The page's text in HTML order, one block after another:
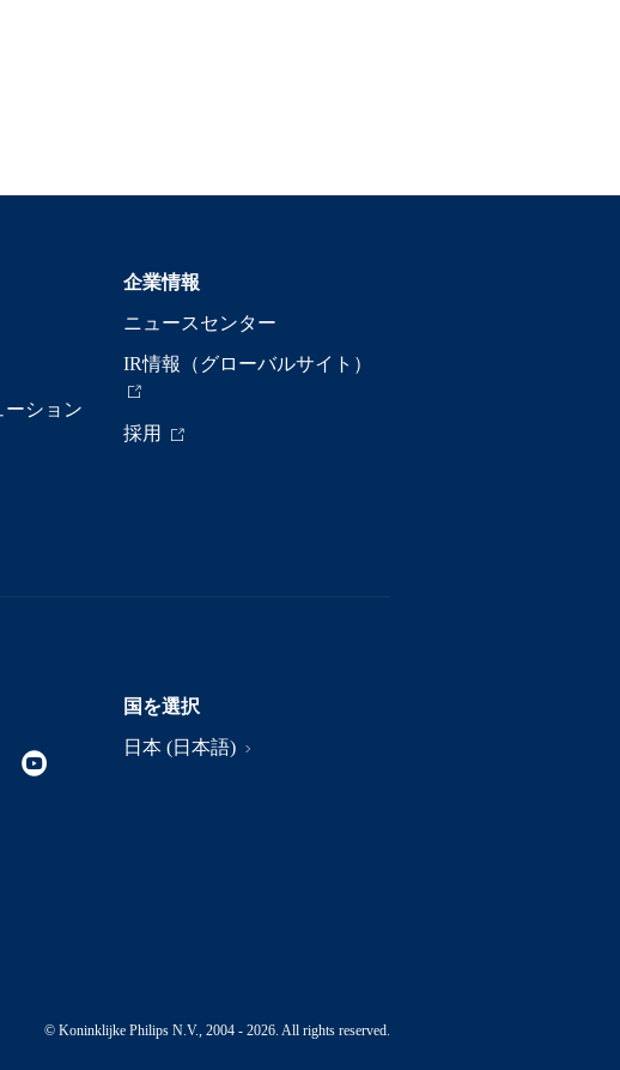
ーション
企業情報
ニュースセンター
IR情報（グローバルサイト）
採用
国を選択
日本 (日本語)
© Koninklijke Philips N.V., 2004 - 2026. All rights reserved.